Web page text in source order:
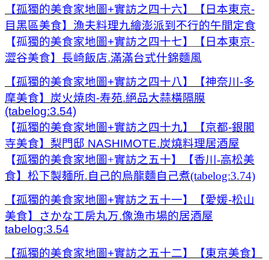
【孤獨的美食家地圖+實訪之四十六】【日本東京-
目黑區美食】漁夫料理九繪澎派到不行的午間定食
【孤獨的美食家地圖+實訪之四十七】【日本東京-
澀谷美食】長崎飯店.滿滿台式什錦麵風
【孤獨的美食家地圖+實訪之四十八】【神奈川-多
摩美食】炭火焼肉-寿苑.絕品大蒜橫隔膜
(tabelog:3.54)
【孤獨的美食家地圖+實訪之四十九】【京都-銀閣
寺美食】梨門邸 NASHIMOTE.炭燒料理居酒屋
【孤獨的美食家地圖+實訪之五十】【香川-高松美
食】松下製麺所.自己的烏龍麵自己煮(tabelog:3.74)
【孤獨的美食家地圖+實訪之五十一】【愛媛-松山
美食】さかな工房丸万.像漁市場的居酒屋
tabelog:3.54
【孤獨的美食家地圖+實訪之五十二】【東京美食】